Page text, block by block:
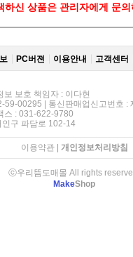
하신 상품은 관리자에게 문의
PC버젼 이용안내 고객센터
보 보호 책임자 : 이다현
59-00295 | 통신판매업신고번호 :
스 : 031-622-9780
인구 파담로 102-14
이용약관| 개인정보처리방침
ⓒ우리뜸도매몰 All rights
MakeShop